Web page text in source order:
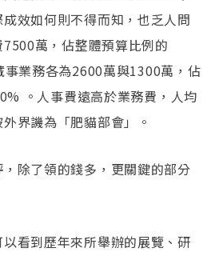
效如何則不得而知，也乏人問
萬，佔整體預算比例的
業務各為2600萬與1300萬，佔
。人事費遠高於業務費，人均
界譏為「肥貓部會」。
除了領的錢多，更關鍵的部分
看到歷年來所舉辦的展覽、研